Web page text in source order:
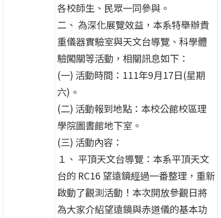
各校師生、民眾一同參與。
二、 為深化展覽效益，本系特舉辦貴
重儀器實驗室與天文台導覽、科學體
驗闖關等活動，相關訊息如下：
(一) 活動時間：111年9月17日(星期
六)。
(二) 活動報到地點：本校公館校區理
學院圖書館地下室。
(三) 活動內容：
１、 平頂天文台導覽：本系平頂天文
台的 RC16 望遠鏡經過一番整理，重新
啟動了觀測活動！本次開放參觀日將
為大家介紹望遠鏡與赤道儀的基本功